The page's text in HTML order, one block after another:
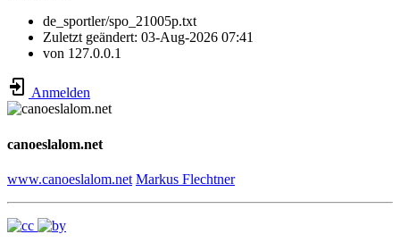
de_sportler/spo_21005p.txt
Zuletzt geändert: 03-Aug-2026 07:41
von 127.0.0.1
Anmelden
canoeslalom.net
www.canoeslalom.net Markus Flechtner